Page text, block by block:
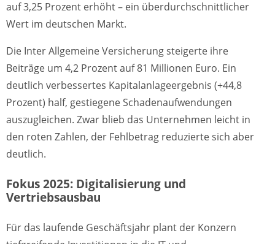
auf 3,25 Prozent erhöht – ein überdurchschnittlicher
Wert im deutschen Markt.
Die Inter Allgemeine Versicherung steigerte ihre
Beiträge um 4,2 Prozent auf 81 Millionen Euro. Ein
deutlich verbessertes Kapitalanlageergebnis (+44,8
Prozent) half, gestiegene Schadenaufwendungen
auszugleichen. Zwar blieb das Unternehmen leicht in
den roten Zahlen, der Fehlbetrag reduzierte sich aber
deutlich.
Fokus 2025: Digitalisierung und
Vertriebsausbau
Für das laufende Geschäftsjahr plant der Konzern